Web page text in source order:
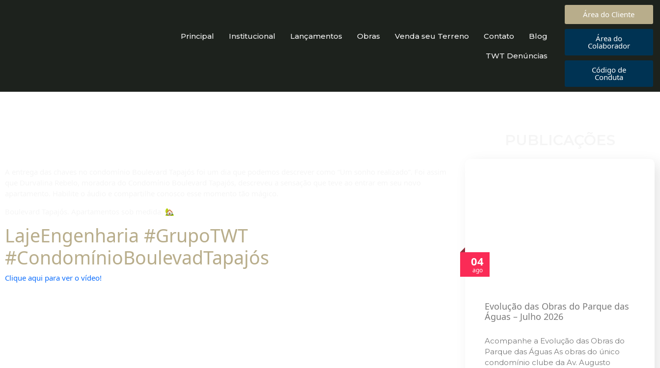
Principal Institucional Lançamentos Obras Venda seu Terreno Contato Blog
TWT Denúncias
Área do Cliente
Área do
Colaborador
Código de
Conduta
Boulevard Tapajós. Apartamentos sob medida. 🏡
LajeEngenharia #GrupoTWT
#CondomínioBoulevadTapajós
Clique aqui para ver o vídeo!
04
ago
Evolução das Obras do Parque das
Águas – Julho 2026
Acompanhe a Evolução das Obras do
Parque das Águas As obras do único
condomínio clube da Av. Augusto